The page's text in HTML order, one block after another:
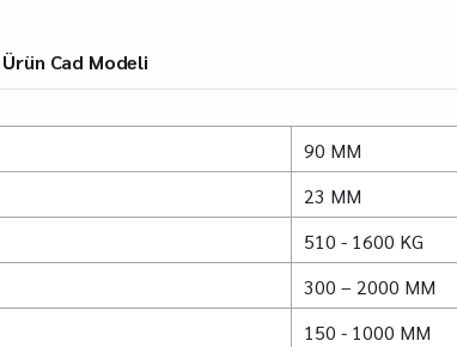
Ürün Cad Modeli
90 MM
23 MM
510 - 1600 KG
300 – 2000 MM
150 - 1000 MM